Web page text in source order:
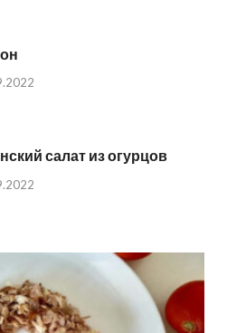
салат из огурцов